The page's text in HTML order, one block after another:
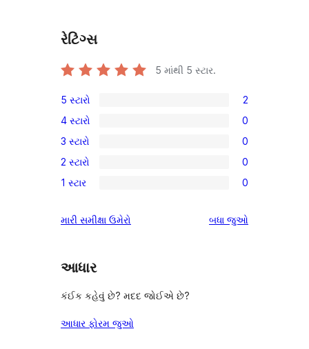
રેટિંગ્સ
5 માંથી 5 સ્ટાર.
2
5-
સ્ટાર
સમીક્ષાઓ
5 સ્ટારો 2
0
4-
સ્ટાર
સમીક્ષાઓ
4 સ્ટારો 0
0
3-
સ્ટાર
3 સ્ટારો 0
0
2-
સમીક્ષાઓ
2 સ્ટારો 0
0
સ્ટાર
1 સ્ટાર 0
મારી સમીક્ષા ઉમેરો બધા સમીક્ષાઓ
જુઓ
આધાર
કંઈક કહેવું છે? મદદ જોઈએ છે?
આધાર ફોરમ જુઓ